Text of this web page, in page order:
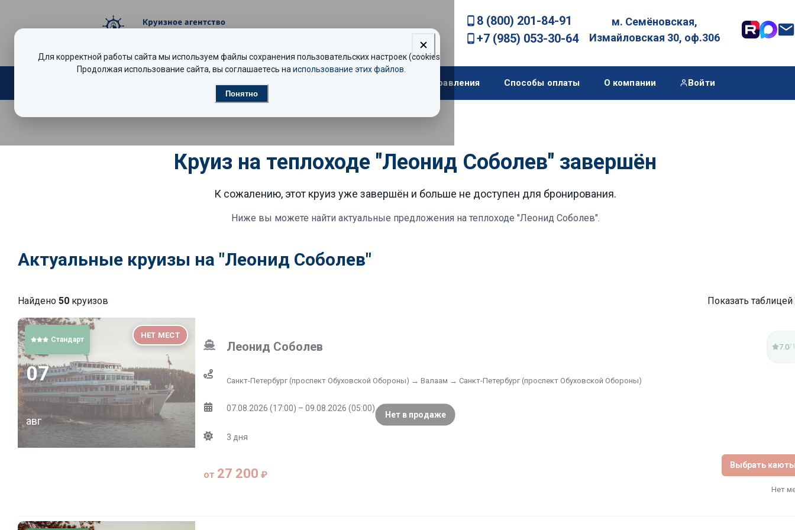
8 (800) 201-84-91
+7 (985) 053-30-64
м. Семёновская,
Измайловская 30, оф.306
Видеообзоры Рекомендации Направления Способы оплаты О компании Войти
Круиз на теплоходе "Леонид Соболев" завершён
К сожалению, этот круиз уже завершён и больше не доступен для бронирования.
Ниже вы можете найти актуальные предложения на теплоходе "Леонид Соболев".
Актуальные круизы на "Леонид Соболев"
Найдено 50 круизов Показать таблицей
Нет в продаже
Стандарт НЕТ МЕСТ
07
авг
Леонид Соболев 7.0/
Санкт-Петербург (проспект Обуховской Обороны) → Валаам → Санкт-Петербург (проспект Обуховской Обороны)
07.08.2026 (17:00) – 09.08.2026 (05:00)
3 дня
от 27 200 ₽
Выбрать
Нет
Для корректной работы сайта мы используем файлы сохранения пользовательских настроек (cookies).
Продолжая использование сайта, вы соглашаетесь на использование этих файлов
Понятно